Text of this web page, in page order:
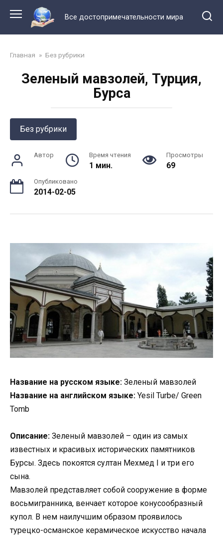
контенту
Все достопримечательности мира
Главная » Без рубрики
Зеленый мавзолей, Турция,
Бурса
Без рубрики
Автор Время чтения
1 мин.
Просмотры
69
Опубликовано
2014-02-05
Название на русском языке: Зеленый мавзолей
Название на английском языке: Yesil Turbe/ Green
Tomb
Описание: Зеленый мавзолей – один из самых
известных и красивых исторических памятников
Бурсы. Здесь покоятся султан Мехмед I и три его
сына.
Мавзолей представляет собой сооружение в форме
восьмигранника, венчает которое конусообразный
купол. В нем наилучшим образом проявилось
турецко-османское керамическое искусство начала